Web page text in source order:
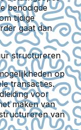
benodigde
tijdige
gaat dan
structureren
op
transacties.
voor
maken van
van